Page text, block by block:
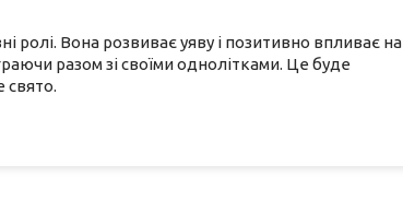
ролі. Вона розвиває уяву і позитивно впливає на
разом зі своїми однолітками. Це буде
свято.